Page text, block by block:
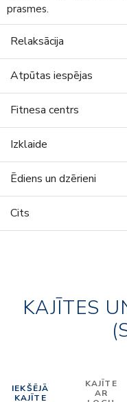
prasmes.
Relaksācija
Atpūtas iespējas
Fitnesa centrs
Izklaide
Ēdiens un dzērieni
Cits
KAJĪTES
IEKŠĒJĀ
KAJĪTE
KAJĪTE
AR